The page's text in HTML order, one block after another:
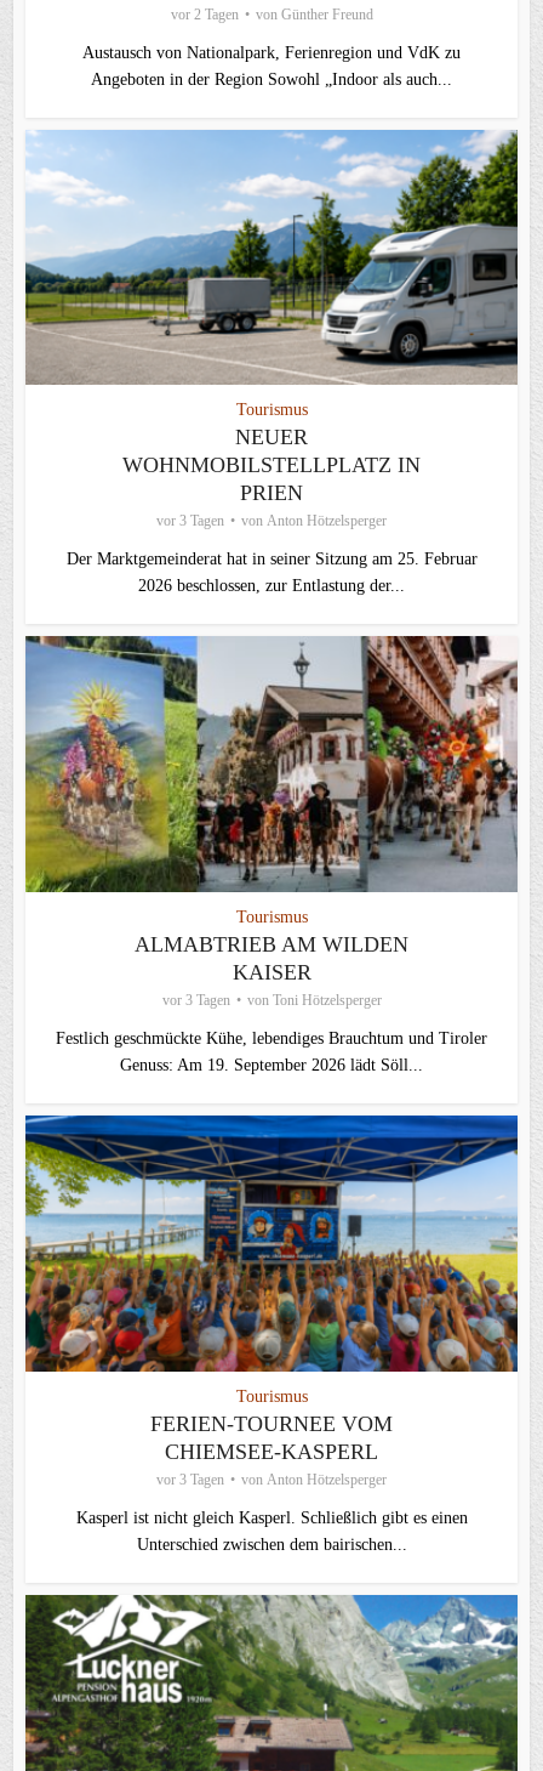
vor 2 Tagen von Günther Freund
Austausch von Nationalpark, Ferienregion und VdK zu
Angeboten in der Region Sowohl „Indoor als auch...
Tourismus
NEUER
WOHNMOBILSTELLPLATZ IN
PRIEN
vor 3 Tagen von Anton Hötzelsperger
Der Marktgemeinderat hat in seiner Sitzung am 25. Februar
2026 beschlossen, zur Entlastung der...
Tourismus
ALMABTRIEB AM WILDEN
KAISER
vor 3 Tagen von Toni Hötzelsperger
Festlich geschmückte Kühe, lebendiges Brauchtum und Tiroler
Genuss: Am 19. September 2026 lädt Söll...
Tourismus
FERIEN-TOURNEE VOM
CHIEMSEE-KASPERL
vor 3 Tagen von Anton Hötzelsperger
Kasperl ist nicht gleich Kasperl. Schließlich gibt es einen
Unterschied zwischen dem bairischen...